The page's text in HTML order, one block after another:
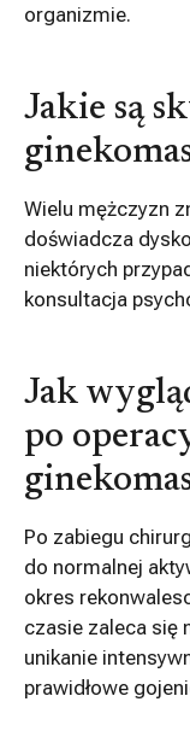
organizmie.
Jakie są
Wielu mężczyzn
doświadcza
niektórych
konsultacja
Jak
po
Po zabiegu
do normalnej
okres
czasie zaleca się
unikanie
prawidłowe